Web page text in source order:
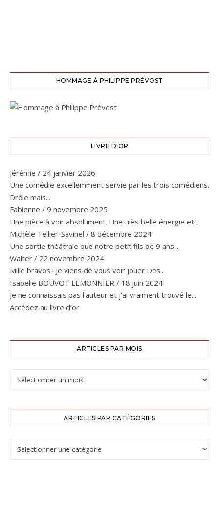
HOMMAGE À PHILIPPE PRÉVOST
LIVRE D'OR
Jérémie / 24 janvier 2026
Une comédie excellemment servie par les trois comédiens.
Drôle mais...
Fabienne / 9 novembre 2025
Une pièce à voir absolument. Une très belle énergie et...
Michèle Tellier-Savinel / 8 décembre 2024
Une sortie théâtrale que notre petit fils de 9 ans...
Walter / 22 novembre 2024
Mille bravos ! Je viens de vous voir jouer Des...
Isabelle BOUVOT LEMONNIER / 18 juin 2024
Je ne connaissais pas l'auteur et j'ai vraiment trouvé le...
Accédez au livre d’or
ARTICLES PAR MOIS
ARTICLES PAR CATÉGORIES